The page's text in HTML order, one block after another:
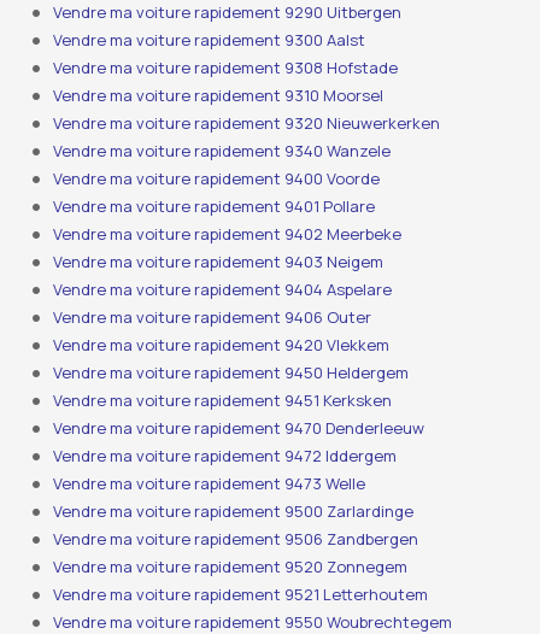
Vendre ma voiture rapidement 9290 Uitbergen
Vendre ma voiture rapidement 9300 Aalst
Vendre ma voiture rapidement 9308 Hofstade
Vendre ma voiture rapidement 9310 Moorsel
Vendre ma voiture rapidement 9320 Nieuwerkerken
Vendre ma voiture rapidement 9340 Wanzele
Vendre ma voiture rapidement 9400 Voorde
Vendre ma voiture rapidement 9401 Pollare
Vendre ma voiture rapidement 9402 Meerbeke
Vendre ma voiture rapidement 9403 Neigem
Vendre ma voiture rapidement 9404 Aspelare
Vendre ma voiture rapidement 9406 Outer
Vendre ma voiture rapidement 9420 Vlekkem
Vendre ma voiture rapidement 9450 Heldergem
Vendre ma voiture rapidement 9451 Kerksken
Vendre ma voiture rapidement 9470 Denderleeuw
Vendre ma voiture rapidement 9472 Iddergem
Vendre ma voiture rapidement 9473 Welle
Vendre ma voiture rapidement 9500 Zarlardinge
Vendre ma voiture rapidement 9506 Zandbergen
Vendre ma voiture rapidement 9520 Zonnegem
Vendre ma voiture rapidement 9521 Letterhoutem
Vendre ma voiture rapidement 9550 Woubrechtegem